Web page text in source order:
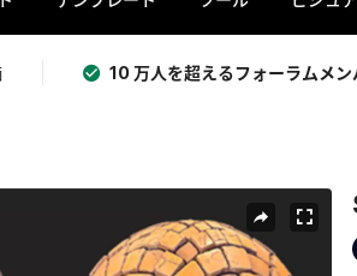
10 万人を超えるフォーラムメン